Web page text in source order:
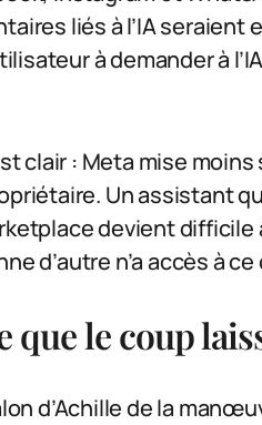
liés à l’IA seraient
à demander à
clair : Meta mise
Un assistant
devient difficile
d’autre n’a accès à
que le coup
d’Achille de la